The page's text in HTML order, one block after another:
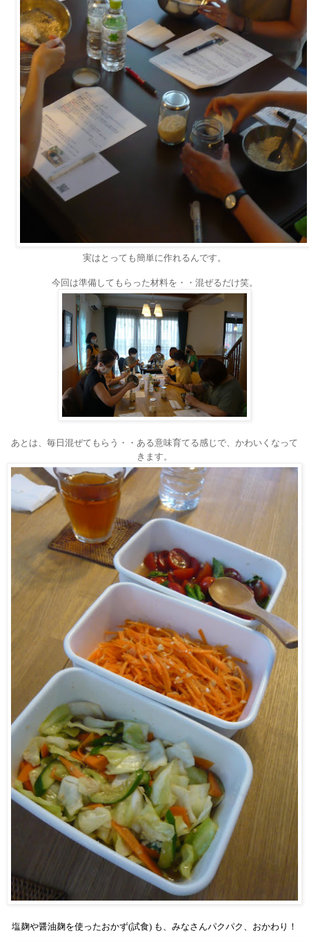
実はとっても簡単に作れるんです。
今回は準備してもらった材料を・・混ぜるだけ笑。
あとは、毎日混ぜてもらう・・ある意味育てる感じで、かわいくなって
きます。
塩麹や醤油麹を使ったおかず(試食) も、みなさんパクパク、おかわり！